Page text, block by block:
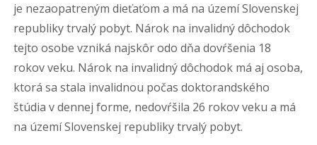
je nezaopatreným dieťaťom a má na území Slovenskej
republiky trvalý pobyt. Nárok na invalidný dôchodok
tejto osobe vzniká najskôr odo dňa dovŕšenia 18
rokov veku. Nárok na invalidný dôchodok má aj osoba,
ktorá sa stala invalidnou počas doktorandského
štúdia v dennej forme, nedovŕšila 26 rokov veku a má
na území Slovenskej republiky trvalý pobyt.